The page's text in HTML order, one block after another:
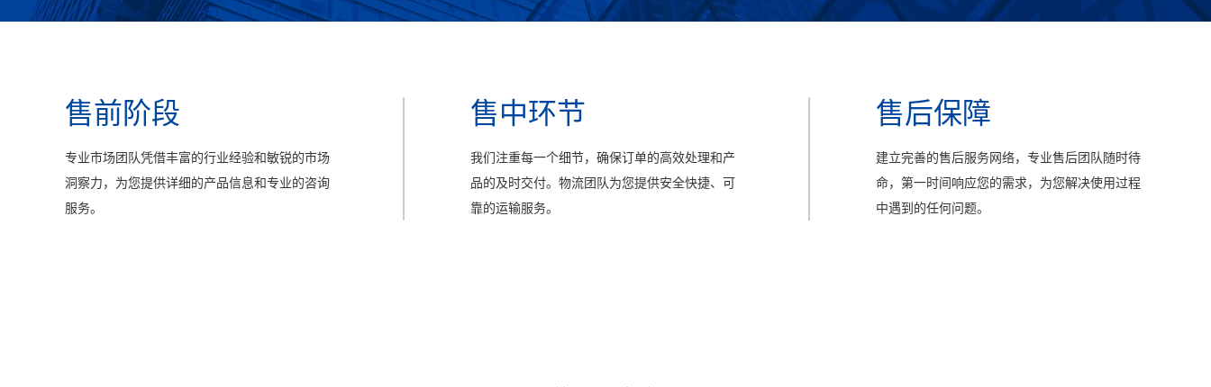
售前阶段
专业市场团队凭借丰富的行业经验和敏锐的市场
洞察力，为您提供详细的产品信息和专业的咨询
服务。
售中环节
我们注重每一个细节，确保订单的高效处理和产
品的及时交付。物流团队为您提供安全快捷、可
靠的运输服务。
售后保障
建立完善的售后服务网络，专业售后团队随时待
命，第一时间响应您的需求，为您解决使用过程
中遇到的任何问题。